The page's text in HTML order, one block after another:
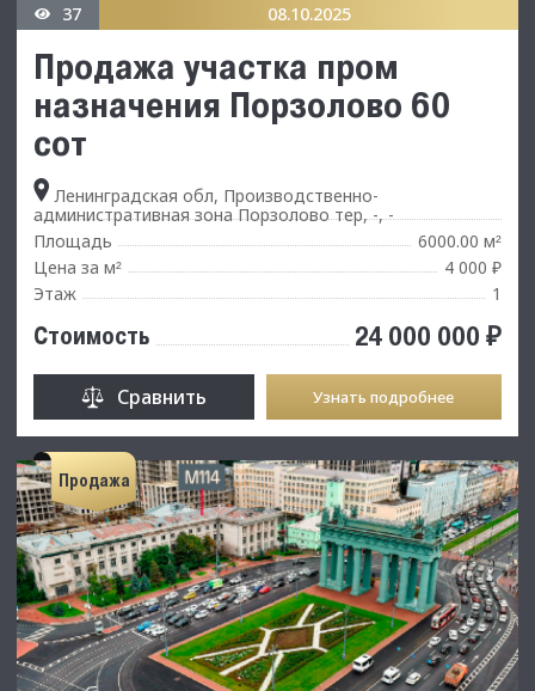
37 08.10.2025
Продажа участка пром
назначения Порзолово 60
сот
Ленинградская обл, Производственно-
административная зона Порзолово тер, -, -
Площадь
6000.00 м²
Цена за м²
4 000 ₽
Этаж
1
Стоимость 24 000 000 ₽
Сравнить Узнать подробнее
Продажа